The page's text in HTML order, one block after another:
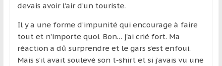
devais avoir l’air d’un touriste.
Il y a une forme d’impunité qui encourage à faire
tout et n’importe quoi. Bon… j’ai crié fort. Ma
réaction a dû surprendre et le gars s’est enfoui.
Mais s’il avait soulevé son t-shirt et si j’avais vu une